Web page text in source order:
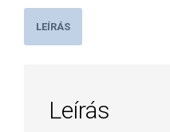
LEÍRÁS
Leírás